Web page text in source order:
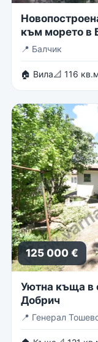
към морето в
📍 Балчик
🏠 Вила📐 116
125 000 €
Уютна къща в
Добрич
📍 Генерал